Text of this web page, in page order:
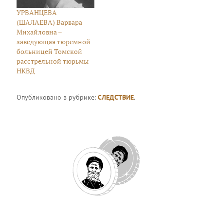
УРВАНЦЕВА
(ШАЛАЕВА) Варвара
Михайловна –
заведующая тюремной
больницей Томской
расстрельной тюрьмы
НКВД
Опубликовано в рубрике:СЛЕДСТВИЕ.